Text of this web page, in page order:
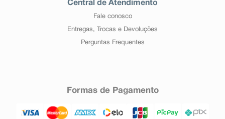
Central de Atendimento
Fale conosco
Entregas, Trocas e Devoluções
Perguntas Frequentes
Formas de Pagamento